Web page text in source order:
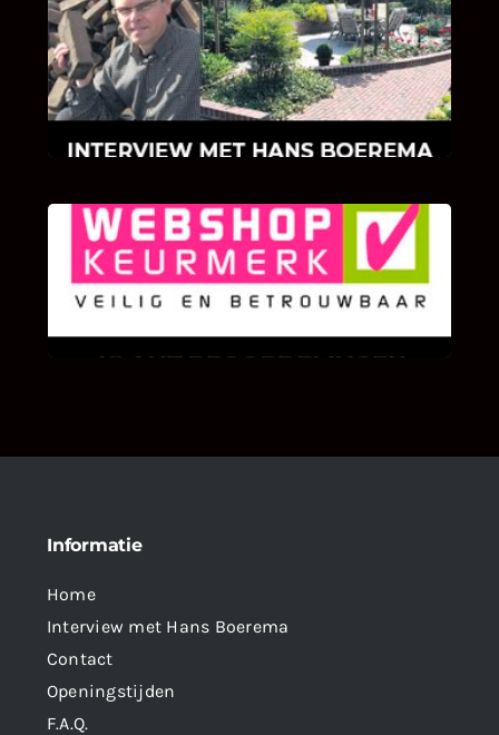
INTERVIEW MET HANS BOEREMA
Hoe Bricks and Stones ontstaan is en wat
Hans Boerema motiveert in de wereld van
klinkers en tegels!
KLANT BEOORDELINGEN
We zijn er zeer op gesteld om te weten wat u
als klant van ons en onze diensten vindt.
Informatie
Home
Interview met Hans Boerema
Contact
Openingstijden
F.A.Q.